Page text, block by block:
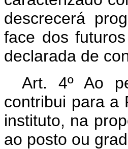
descrecerá
face dos
declarada de
Art. 4º Ao
contribui para a
instituto, na
ao posto ou